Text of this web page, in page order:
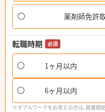
薬剤師免許
転職時期 必須
1ヶ月以内
6ヶ月以内
※ダブルワークをお考えの方は、就業開